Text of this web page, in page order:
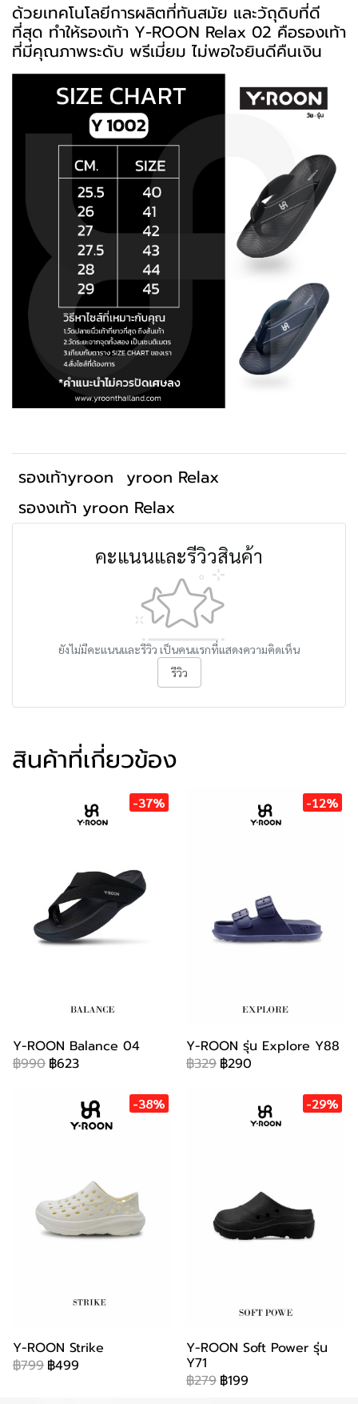
ด้วยเทคโนโลยีการผลิตที่ทันสมัย และวัถุดิบที่ดี
ที่สุด ทำให้รองเท้า Y-ROON Relax 02 คือรองเท้า
ที่มีคุณภาพระดับ พรีเมี่ยม ไม่พอใจยินดีคืนเงิน
รองเท้าyroon yroon Relax
รองงเท้า yroon Relax
คะแนนและรีวิวสินค้า
ยังไม่มีคะแนนและรีวิว เป็นคนแรกที่แสดงความคิดเห็น
รีวิว
สินค้าที่เกี่ยวข้อง
-37%
Y-ROON Balance 04
฿990 ฿623
-12%
Y-ROON รุ่น Explore Y88
฿329 ฿290
-38%
Y-ROON Strike
฿799 ฿499
-29%
Y-ROON Soft Power รุ่น
Y71
฿279 ฿199